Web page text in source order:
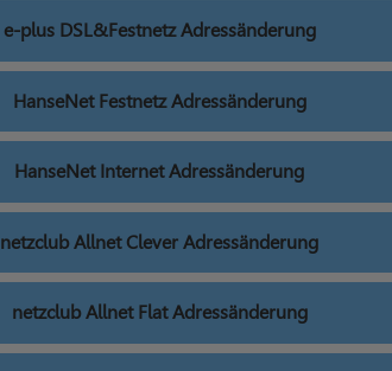
e-plus DSL&Festnetz Adressänderung
HanseNet Festnetz Adressänderung
HanseNet Internet Adressänderung
netzclub Allnet Clever Adressänderung
netzclub Allnet Flat Adressänderung